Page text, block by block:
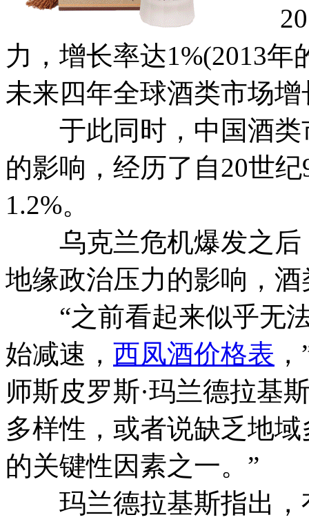
力，增长率达1%(2013年
未来四年全球酒类市场增
于此同时，中国酒类
的影响，经历了自20世
1.2%。
乌克兰危机爆发之后
地缘政治压力的影响，
“之前看起来似乎无法
始减速， 西凤酒价格表
师斯皮罗斯·玛兰德拉基
多样性，或者说缺乏地
的关键性因素之一。”
玛兰德拉基斯指出，